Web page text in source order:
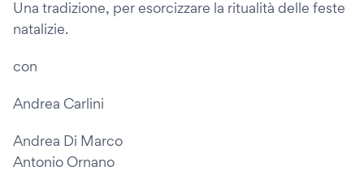
Una tradizione, per esorcizzare la ritualità delle feste
natalizie.
con
Andrea Carlini
Andrea Di Marco
Antonio Ornano